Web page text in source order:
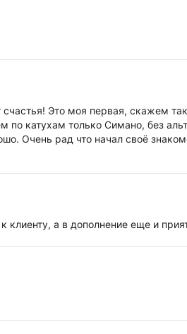
Это моя первая, скажем
по катухам только Симано, без
Очень рад что начал своё
расти в спиннинговой ловле
доволен в полном объёме!
а в дополнение еще и